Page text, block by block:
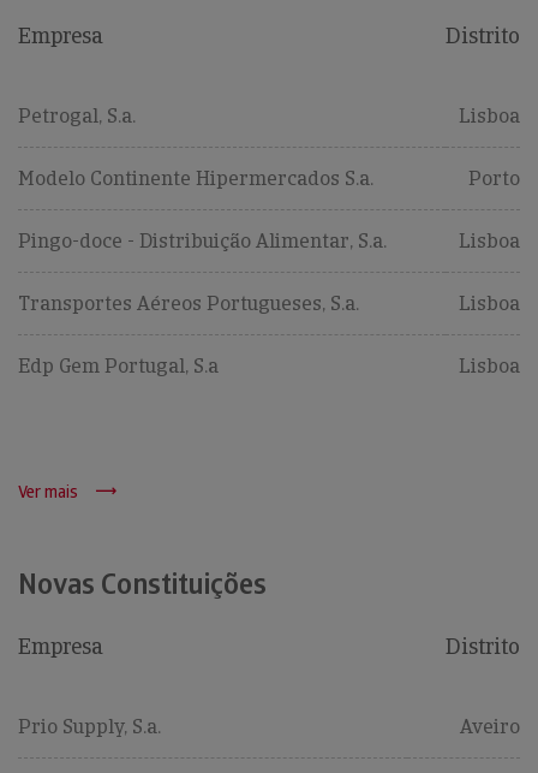
Empresa Distrito
Petrogal, S.a. Lisboa
Modelo Continente Hipermercados S.a. Porto
Pingo-doce - Distribuição Alimentar, S.a. Lisboa
Transportes Aéreos Portugueses, S.a. Lisboa
Edp Gem Portugal, S.a Lisboa
Ver mais
Novas Constituições
Empresa Distrito
Prio Supply, S.a. Aveiro